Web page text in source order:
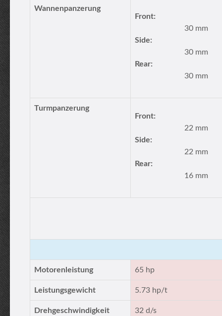
Wannenpanzerung
Front:
30 mm
Side:
30 mm
Rear:
30 mm
Turmpanzerung
Front:
22 mm
Side:
22 mm
Rear:
16 mm
Motorenleistung 65 hp
Leistungsgewicht 5.73 hp/t
Drehgeschwindigkeit 32 d/s